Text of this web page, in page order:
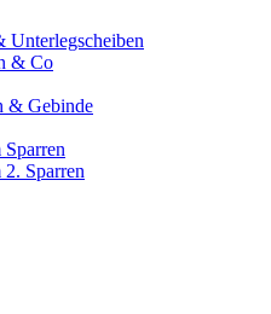
Unterlegscheiben
& Co
& Gebinde
Sparren